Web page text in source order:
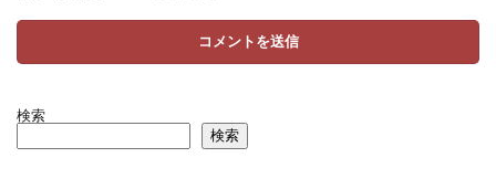
検索
検索